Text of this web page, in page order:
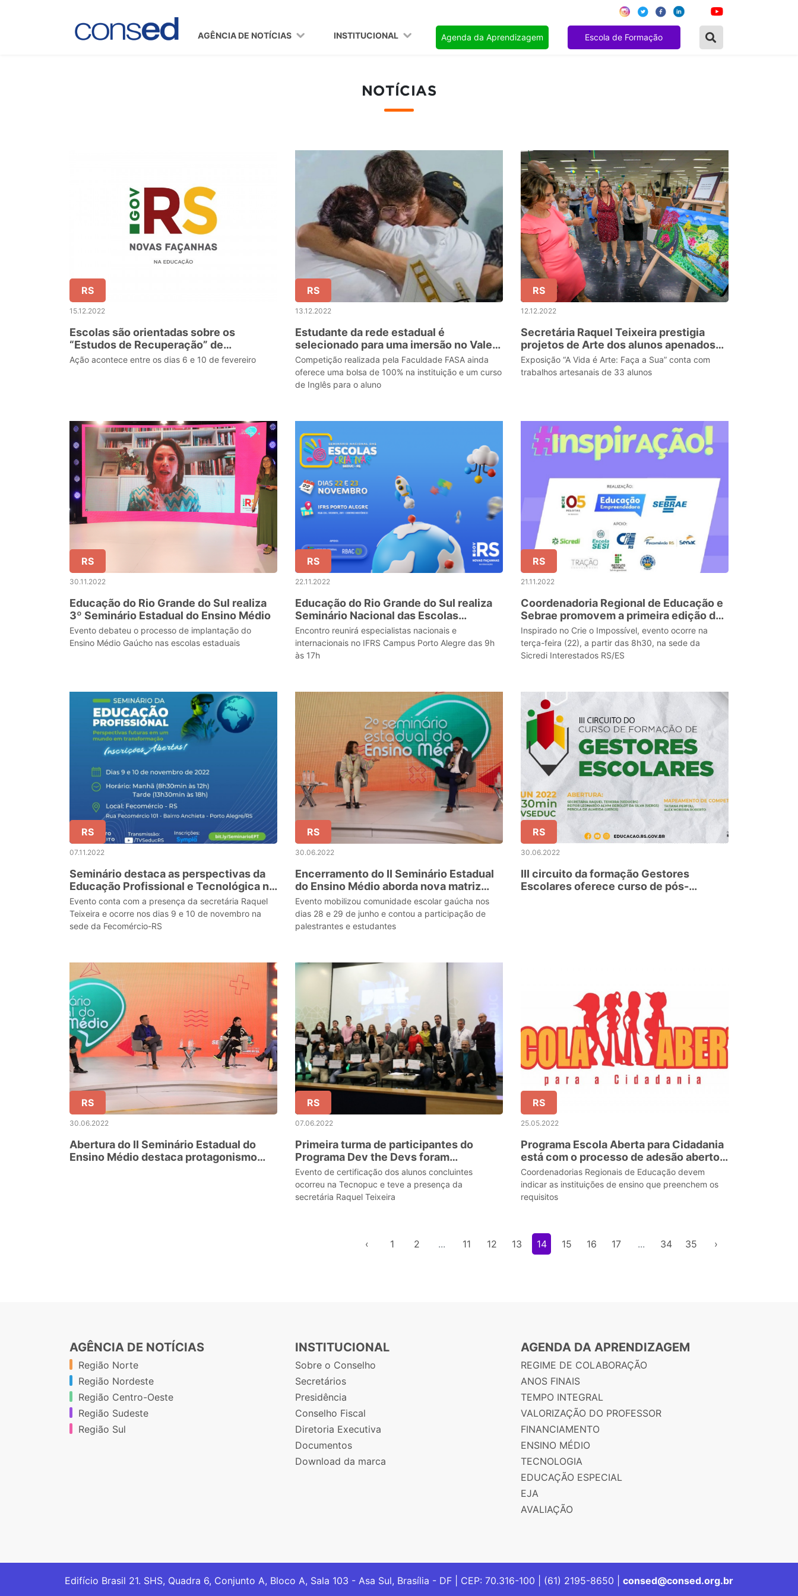
AGÊNCIA DE NOTÍCIAS INSTITUCIONAL Agenda da Aprendizagem Escola de Formação
NOTÍCIAS
RS
15.12.2022
Escolas são orientadas sobre os
“Estudos de Recuperação” de
aprendizagens para 2023
Ação acontece entre os dias 6 e 10 de fevereiro
RS
13.12.2022
Estudante da rede estadual é
selecionado para uma imersão no Vale
do Silício nos Estados Unidos
Competição realizada pela Faculdade FASA ainda
oferece uma bolsa de 100% na instituição e um curso
de Inglês para o aluno
RS
12.12.2022
Secretária Raquel Teixeira prestigia
projetos de Arte dos alunos apenados
da Escola Irmão Miguel Dario
Exposição “A Vida é Arte: Faça a Sua” conta com
trabalhos artesanais de 33 alunos
RS
30.11.2022
Educação do Rio Grande do Sul realiza
3º Seminário Estadual do Ensino Médio
Evento debateu o processo de implantação do
Ensino Médio Gaúcho nas escolas estaduais
RS
22.11.2022
Educação do Rio Grande do Sul realiza
Seminário Nacional das Escolas
Criativas nos dias 22 e 23 de novembro
Encontro reunirá especialistas nacionais e
internacionais no IFRS Campus Porto Alegre das 9h
às 17h
RS
21.11.2022
Coordenadoria Regional de Educação e
Sebrae promovem a primeira edição do
evento “#inspirAÇÃO”
Inspirado no Crie o Impossível, evento ocorre na
terça-feira (22), a partir das 8h30, na sede da
Sicredi Interestados RS/ES
RS
07.11.2022
Seminário destaca as perspectivas da
Educação Profissional e Tecnológica no
Rio Grande do Sul
Evento conta com a presença da secretária Raquel
Teixeira e ocorre nos dias 9 e 10 de novembro na
sede da Fecomércio-RS
RS
30.06.2022
Encerramento do II Seminário Estadual
do Ensino Médio aborda nova matriz
curricular no Rio Grande do Sul
Evento mobilizou comunidade escolar gaúcha nos
dias 28 e 29 de junho e contou a participação de
palestrantes e estudantes
RS
30.06.2022
III circuito da formação Gestores
Escolares oferece curso de pós-
RS
30.06.2022
Abertura do II Seminário Estadual do
Ensino Médio destaca protagonismo
RS
07.06.2022
Primeira turma de participantes do
Programa Dev the Devs foram
certificados nesta segunda (06)
Evento de certificação dos alunos concluintes
ocorreu na Tecnopuc e teve a presença da
secretária Raquel Teixeira
RS
25.05.2022
Programa Escola Aberta para Cidadania
está com o processo de adesão aberto
até dia 30 de maio
Coordenadorias Regionais de Educação devem
indicar as instituições de ensino que preenchem os
requisitos
‹ 1 2 ... 11 12 13 14 15 16 17 ... 34 35 ›
AGÊNCIA DE NOTÍCIAS
Região Norte
Região Nordeste
Região Centro-Oeste
Região Sudeste
Região Sul
INSTITUCIONAL
Sobre o Conselho
Secretários
Presidência
Conselho Fiscal
Diretoria Executiva
Documentos
Download da marca
AGENDA DA APRENDIZAGEM
REGIME DE COLABORAÇÃO
ANOS FINAIS
TEMPO INTEGRAL
VALORIZAÇÃO DO PROFESSOR
FINANCIAMENTO
ENSINO MÉDIO
TECNOLOGIA
EDUCAÇÃO ESPECIAL
EJA
AVALIAÇÃO
Edifício Brasil 21. SHS, Quadra 6, Conjunto A, Bloco A, Sala 103 - Asa Sul, Brasília - DF | CEP: 70.316-100 | (61) 2195-8650 | consed@consed.org.br